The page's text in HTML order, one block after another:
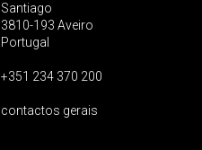
Santiago
3810-193 Aveiro
Portugal
+351 234 370 200
contactos gerais